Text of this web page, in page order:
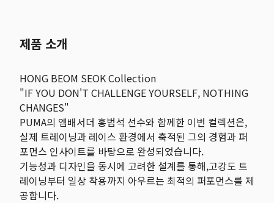
제품 소개
HONG BEOM SEOK Collection
"IF YOU DON'T CHALLENGE YOURSELF, NOTHING
CHANGES"
PUMA의 엠배서더 홍범석 선수와 함께한 이번 컬렉션은,
실제 트레이닝과 레이스 환경에서 축적된 그의 경험과 퍼
포먼스 인사이트를 바탕으로 완성되었습니다.
기능성과 디자인을 동시에 고려한 설계를 통해,고강도 트
레이닝부터 일상 착용까지 아우르는 최적의 퍼포먼스를 제
공합니다.